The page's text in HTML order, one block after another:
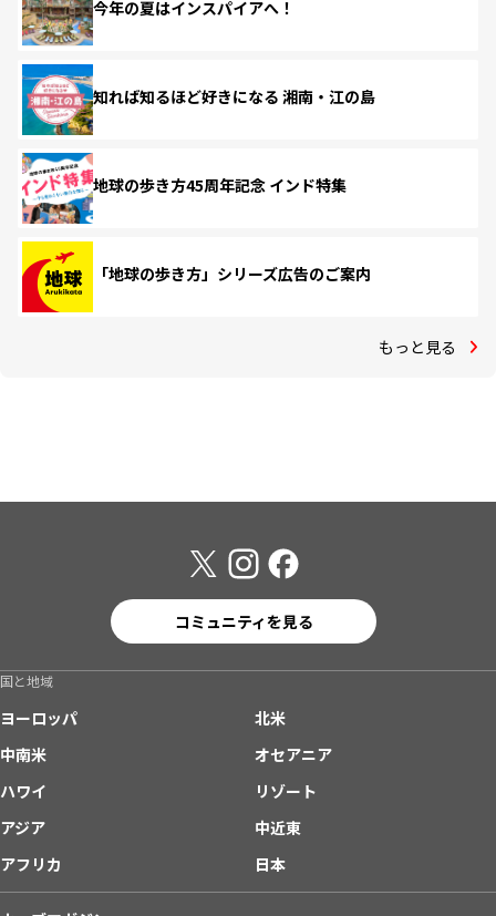
今年の夏はインスパイアへ！
知れば知るほど好きになる 湘南・江の島
地球の歩き方45周年記念 インド特集
「地球の歩き方」シリーズ広告のご案内
もっと見る
コミュニティを見る
国と地域
ヨーロッパ
北米
中南米
オセアニア
ハワイ
リゾート
アジア
中近東
アフリカ
日本